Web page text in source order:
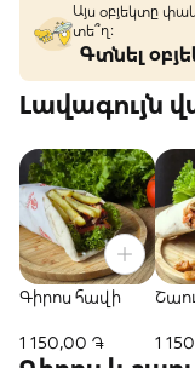
Այս օբյեկտը
տե՞ղ։
Գտնել
Լավագույն
Գիրոս հավի
1 150,00 ֏ 1